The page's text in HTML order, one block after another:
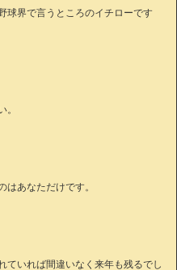
球界で言うところのイチローです
。
あなただけです。
ていれば間違いなく来年も残るでし